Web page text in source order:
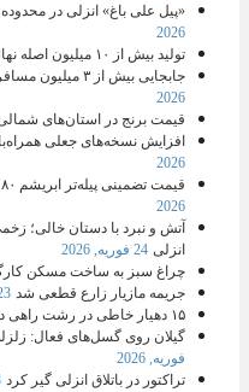
«پیل علی باغ» انزلی در
2026
تولید بیش از ۱۰ میلیون اصله نهال در گیلان
جابجایی بیش از ۳ میلیون مسافر در جاده‌های گیلان
2026
قیمت برنج در استان‌های
افزایش نسخه‌های جعلی
2026
قیمت تضمینی پیله‌تر ابریشم ۸۰ درصد افزایش یافت
2026
آتش و نبرد با دستان خالی؛
انزلی 24 فوریه, 2026
چراغ سبز به ساخت مسکن
جریمه مازیار زارع قطعی شد 23
۱۵ دهیار خاطی در رشت راهی دادگاه شدند
گیلان روی گسل‌های فعال:
فوریه, 2026
تراکتور در باتلاق انزلی گیر کرد